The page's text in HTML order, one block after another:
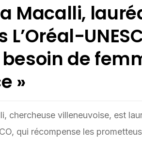
Macalli,
L’Oréal-
de
»
chercheuse villeneuvoise, est
qui récompense les